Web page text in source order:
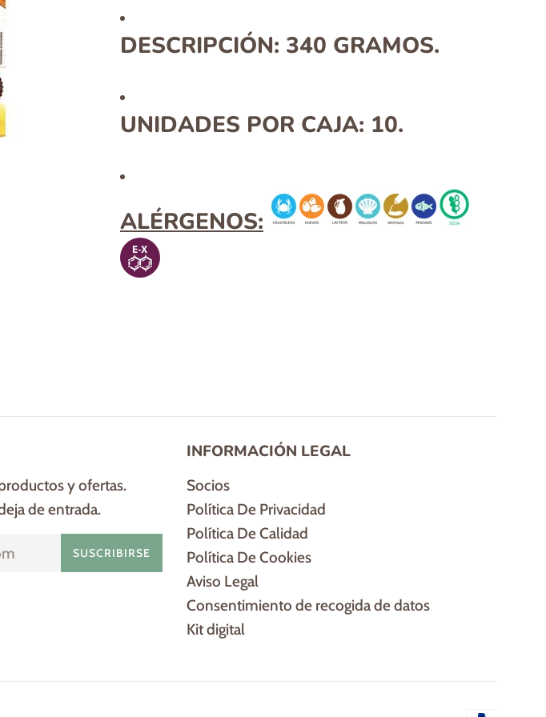
DESCRIPCIÓN: 340 GRAMOS.
UNIDADES POR CAJA: 10.
ALÉRGENOS:
y ofertas.
de entrada.
SUSCRIBIRSE
INFORMACIÓN LEGAL
Socios
Política De Privacidad
Política De Calidad
Política De Cookies
Aviso Legal
Consentimiento de recogida de datos
Kit digital